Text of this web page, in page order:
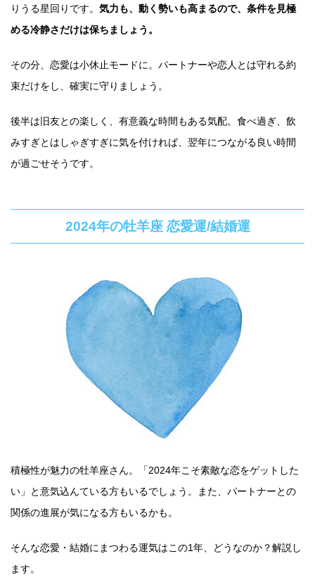
りうる星回りです。 気力も、動く勢いも高まるので、条件を見極
める冷静さだけは保ちましょう。
その分、恋愛は小休止モードに。パートナーや恋人とは守れる約
束だけをし、確実に守りましょう。
後半は旧友との楽しく、有意義な時間もある気配。食べ過ぎ、飲
みすぎとはしゃぎすぎに気を付ければ、翌年につながる良い時間
が過ごせそうです。
2024年の牡羊座 恋愛運/結婚運
積極性が魅力の牡羊座さん。「2024年こそ素敵な恋をゲットした
い」と意気込んている方もいるでしょう。また、パートナーとの
関係の進展が気になる方もいるかも。
そんな恋愛・結婚にまつわる運気はこの1年、どうなのか？解説し
ます。